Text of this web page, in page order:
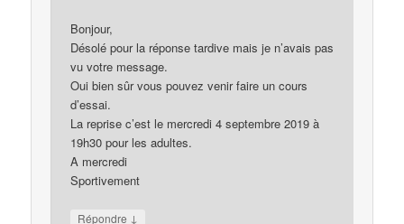
Bonjour,
Désolé pour la réponse tardive mais je n’avais pas
vu votre message.
Oui bien sûr vous pouvez venir faire un cours
d’essai.
La reprise c’est le mercredi 4 septembre 2019 à
19h30 pour les adultes.
A mercredi
Sportivement
Répondre ↓